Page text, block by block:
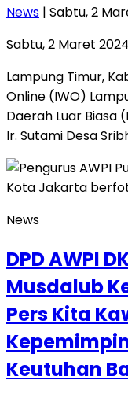
News | Sabtu, 2
Sabtu, 2 Maret
Lampung Timur,
Online (IWO)
Daerah Luar Biasa
Ir. Sutami Desa
News
DPD AWPI
Musdalub
Pers Kita
Keutuhan